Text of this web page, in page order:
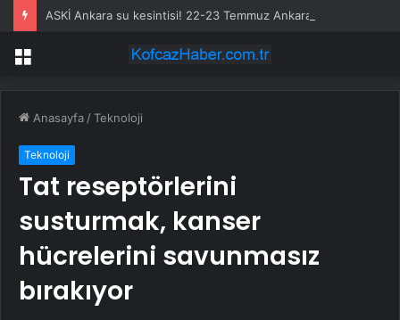
Menü
Anasayfa /Teknoloji
Teknoloji
Tat reseptörlerini
susturmak, kanser
hücrelerini savunmasız
bırakıyor